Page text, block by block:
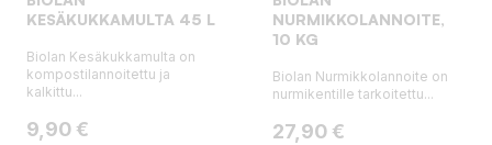
KESÄKUKKAMULTA 45 L
Biolan Kesäkukkamulta on
kompostilannoitettu ja
kalkittu...
Hinta
9,90 €
NURMIKKOLANNOITE,
10 KG
Biolan Nurmikkolannoite on
nurmikentille tarkoitettu...
Hinta
27,90 €